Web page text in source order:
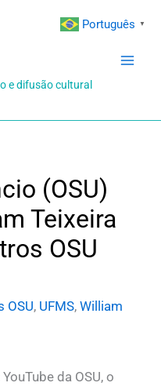
e difusão cultural
(OSU)
Teixeira
OSU
OSU, UFMS, William
da OSU, o
Português ▼